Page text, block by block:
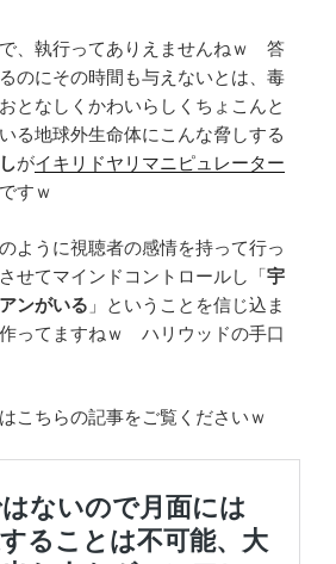
、執行ってありえませんねｗ 答
のにその時間も与えないとは、毒
となしくかわいらしくちょこんと
る地球外生命体にこんな脅しする
がイキリドヤリマニピュレーター
すｗ
ように視聴者の感情を持って行っ
せてマインドコントロールし「宇
ンがいる 」ということを信じ込ま
ってますねｗ ハリウッドの手口
こちらの記事をご覧くださいｗ